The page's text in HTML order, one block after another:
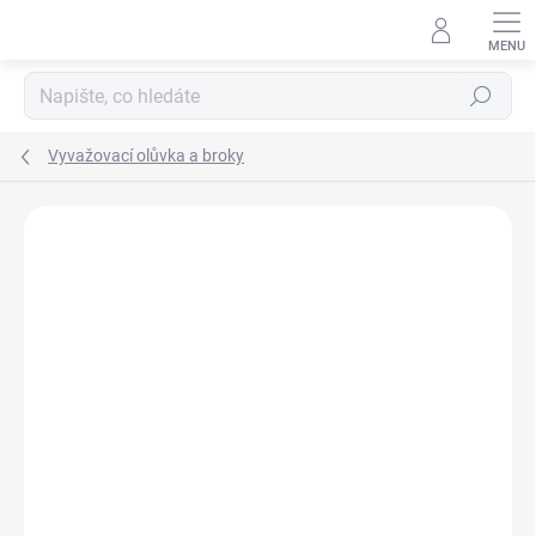
Hledat
Vyvažovací olůvka a broky